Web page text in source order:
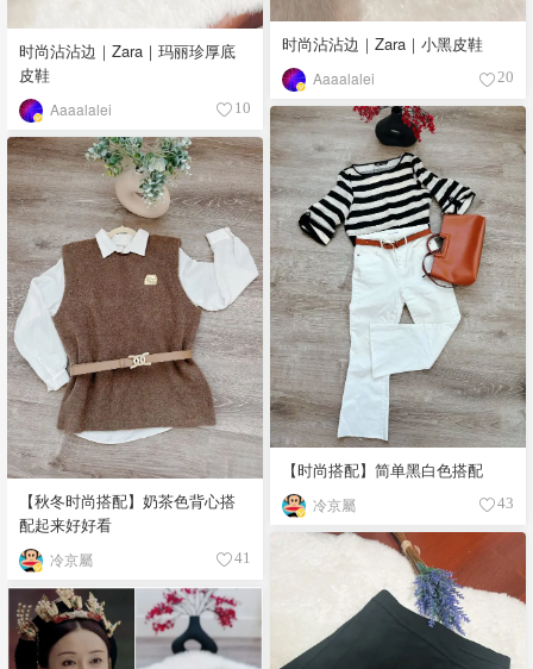
时尚沾沾边｜Zara｜小黑皮鞋
Aaaalalei 20
时尚沾沾边｜Zara｜玛丽珍厚底
皮鞋
Aaaalalei 10
【时尚搭配】简单黑白色搭配
冷京屬 43
【秋冬时尚搭配】奶茶色背心搭
配起来好好看
冷京屬 41